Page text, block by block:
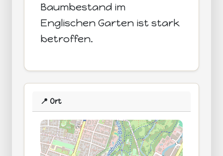
Baumbestand im
Englischen Garten ist stark
betroffen.
📍 Ort